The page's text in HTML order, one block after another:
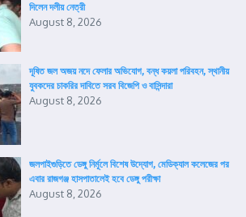
দিলেন দলীয় নেত্রী
August 8, 2026
দূষিত জল অজয় নদে ফেলার অভিযোগ, বন্ধ কয়লা পরিবহন, স্থানীয়
যুবকদের চাকরির দাবিতে সরব বিজেপি ও বাসিন্দারা
August 8, 2026
জলপাইগুড়িতে ডেঙ্গু নির্মূলে বিশেষ উদ্যোগ, মেডিক্যাল কলেজের পর
এবার রাজগঞ্জ হাসপাতালেই হবে ডেঙ্গু পরীক্ষা
August 8, 2026